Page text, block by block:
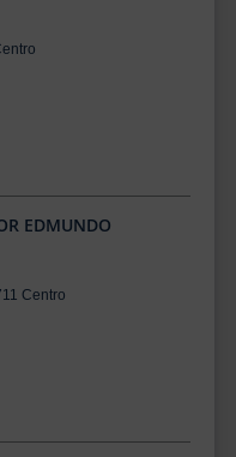
EDMUNDO
Centro